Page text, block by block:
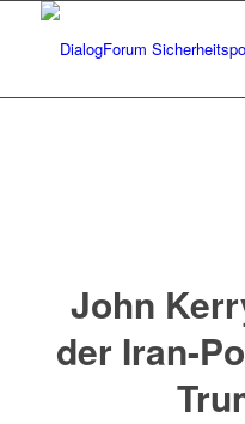
John
der Iran-